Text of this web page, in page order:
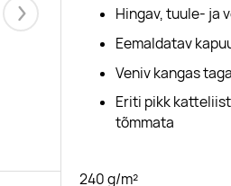
Järgmised
Hingav, tuule- ja
Eemaldatav
Veniv kangas
Eriti pikk
tõmmata
240 g/m²